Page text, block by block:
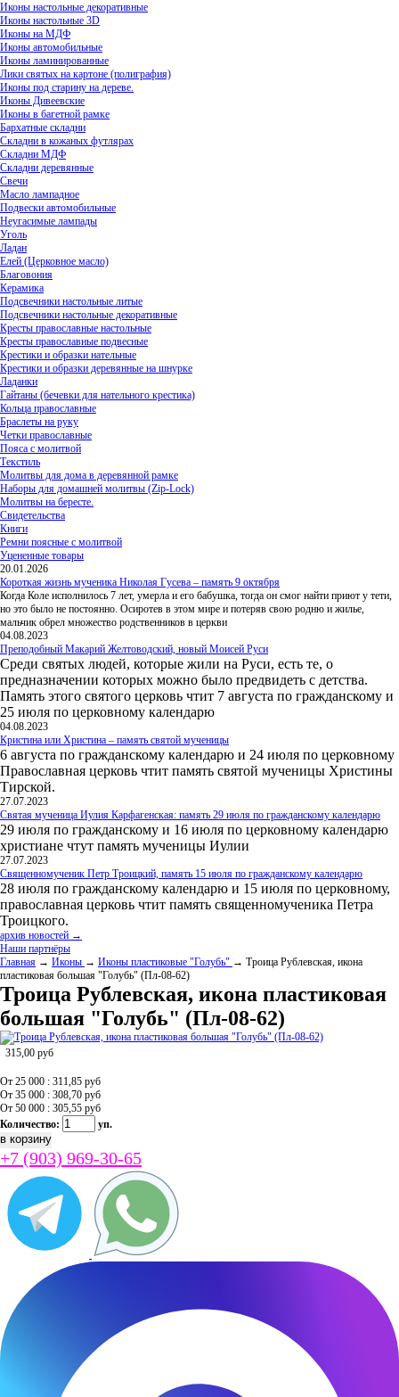
Иконы настольные декоративные
Иконы настольные 3D
Иконы на МДФ
Иконы автомобильные
Иконы ламинированные
Лики святых на картоне (полиграфия)
Иконы под старину на дереве.
Иконы Дивеевские
Иконы в багетной рамке
Бархатные складни
Складни в кожаных футлярах
Складни МДФ
Складни деревянные
Свечи
Масло лампадное
Подвески автомобильные
Неугасимые лампады
Уголь
Ладан
Елей (Церковное масло)
Благовония
Керамика
Подсвечники настольные литые
Подсвечники настольные декоративные
Кресты православные настольные
Кресты православные подвесные
Крестики и образки нательные
Крестики и образки деревянные на шнурке
Ладанки
Гайтаны (бечевки для нательного крестика)
Кольца православные
Браслеты на руку
Четки православные
Пояса с молитвой
Текстиль
Молитвы для дома в деревянной рамке
Наборы для домашней молитвы (Zip-Lock)
Молитвы на бересте.
Свидетельства
Книги
Ремни поясные с молитвой
Уцененные товары
20.01.2026
Короткая жизнь мученика Николая Гусева – память 9 октября
Когда Коле исполнилось 7 лет, умерла и его бабушка, тогда он смог найти приют у тети,
но это было не постоянно. Осиротев в этом мире и потеряв свою родню и жилье,
мальчик обрел множество родственников в церкви
04.08.2023
Преподобный Макарий Желтоводский, новый Моисей Руси
Среди святых людей, которые жили на Руси, есть те, о
предназначении которых можно было предвидеть с детства.
Память этого святого церковь чтит 7 августа по гражданскому и
25 июля по церковному календарю
04.08.2023
Кристина или Христина – память святой мученицы
6 августа по гражданскому календарю и 24 июля по церковному
Православная церковь чтит память святой мученицы Христины
Тирской.
27.07.2023
Святая мученица Иулия Карфагенская: память 29 июля по гражданскому календарю
29 июля по гражданскому и 16 июля по церковному календарю
христиане чтут память мученицы Иулии
27.07.2023
Священномученик Петр Троицкий, память 15 июля по гражданскому календарю
28 июля по гражданскому календарю и 15 июля по церковному,
православная церковь чтит память священномученика Петра
Троицкого.
архив новостей →
Наши партнёры
Главная → Иконы → Иконы пластиковые "Голубь" → Троица Рублевская, икона
пластиковая большая "Голубь" (Пл-08-62)
Троица Рублевская, икона пластиковая
большая "Голубь" (Пл-08-62)
315,00 руб
От 25 000 : 311,85 руб
От 35 000 : 308,70 руб
От 50 000 : 305,55 руб
Количество:
уп.
+7 (903) 969-30-65